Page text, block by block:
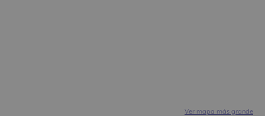
Ver mapa más grande